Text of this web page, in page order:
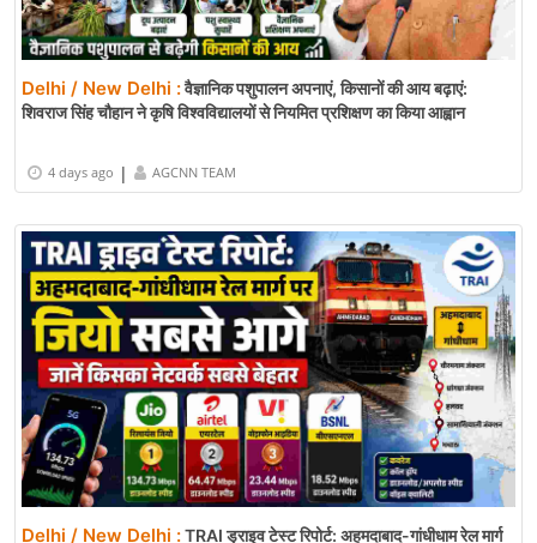
Delhi / New Delhi :वैज्ञानिक पशुपालन अपनाएं, किसानों की आय बढ़ाएं:
शिवराज सिंह चौहान ने कृषि विश्वविद्यालयों से नियमित प्रशिक्षण का किया आह्वान
4 days ago | AGCNN TEAM
Delhi / New Delhi :TRAI ड्राइव टेस्ट रिपोर्ट: अहमदाबाद-गांधीधाम रेल मार्ग